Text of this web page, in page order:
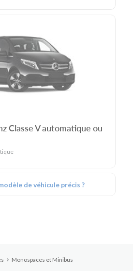
Classe V automatique ou
de véhicule précis ?
Monospaces et Minibus